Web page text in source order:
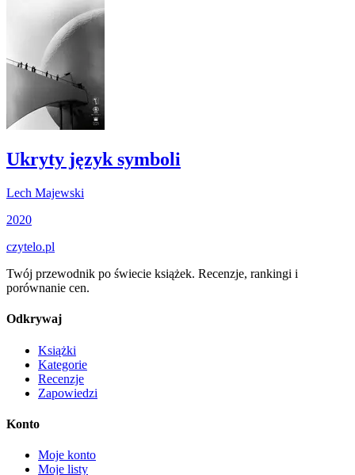
Ukryty język symboli
Lech Majewski
2020
czytelo.pl
Twój przewodnik po świecie książek. Recenzje, rankingi i
porównanie cen.
Odkrywaj
Książki
Kategorie
Recenzje
Zapowiedzi
Konto
Moje konto
Moje listy